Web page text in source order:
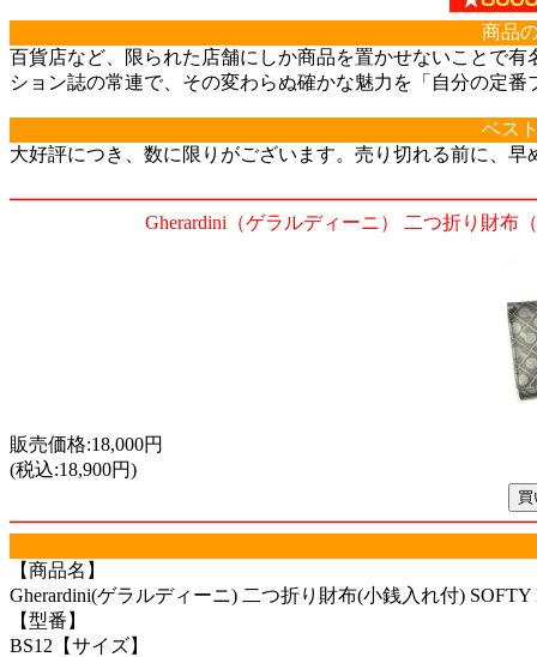
商品
百貨店など、限られた店舗にしか商品を置かせないことで
ション誌の常連で、その変わらぬ確かな魅力を「自分の定
ベス
大好評につき、数に限りがございます。売り切れる前に、
Gherardini（ゲラルディーニ） 二つ折り財布
販売価格:18,000円
(税込:18,900円)
【商品名】
Gherardini(ゲラルディーニ) 二つ折り財布(小銭入れ付)
【型番】
BS12【サイズ】